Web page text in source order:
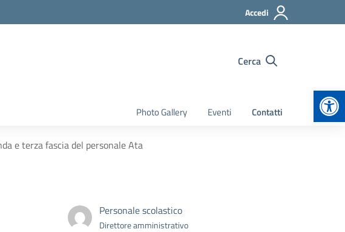
Accedi
Cerca
Photo Gallery Eventi Contatti
e terza fascia del personale Ata
Personale scolastico
Direttore amministrativo